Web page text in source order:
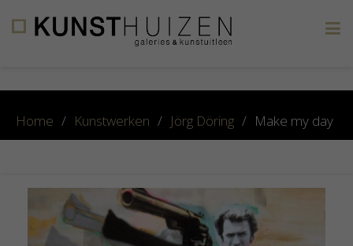
Home / Kunstwerken / Jörg Döring / Make my day